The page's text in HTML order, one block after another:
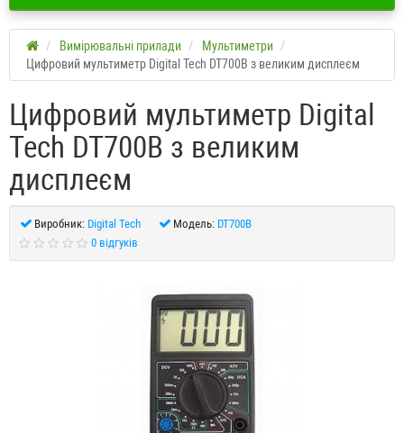
Вимірювальні прилади
Мультиметри
Цифровий мультиметр Digital Tech DT700B з великим дисплеєм
Цифровий мультиметр Digital
Tech DT700B з великим
дисплеєм
Виробник: Digital Tech Модель: DT700B
0 відгуків